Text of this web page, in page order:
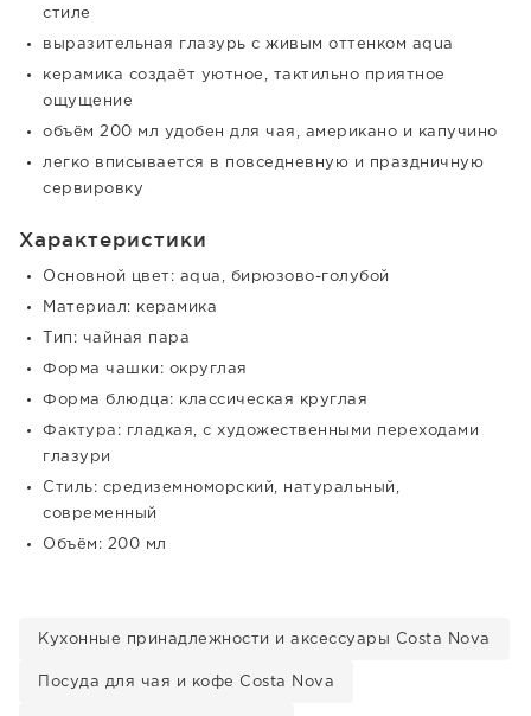
стиле
выразительная глазурь с живым оттенком aqua
керамика создаёт уютное, тактильно приятное
ощущение
объём 200 мл удобен для чая, американо и капучино
легко вписывается в повседневную и праздничную
сервировку
Характеристики
Основной цвет: aqua, бирюзово-голубой
Материал: керамика
Тип: чайная пара
Форма чашки: округлая
Форма блюдца: классическая круглая
Фактура: гладкая, с художественными переходами
глазури
Стиль: средиземноморский, натуральный,
современный
Объём: 200 мл
Кухонные принадлежности и аксессуары Costa Nova
Посуда для чая и кофе Costa Nova